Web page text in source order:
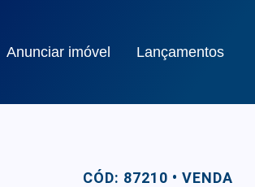
Anunciar imóvel Lançamentos
CÓD: 87210 • VENDA